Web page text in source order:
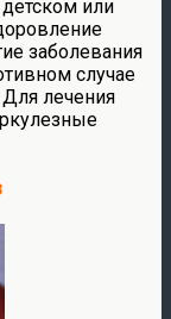
или
заболевания
случае
лечения